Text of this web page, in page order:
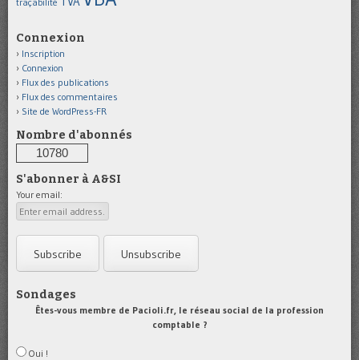
traçabilité
Connexion
Inscription
Connexion
Flux des publications
Flux des commentaires
Site de WordPress-FR
Nombre d'abonnés
10780
S'abonner à A&SI
Your email:
Sondages
Êtes-vous membre de Pacioli.fr, le réseau social de la profession
comptable ?
Oui !